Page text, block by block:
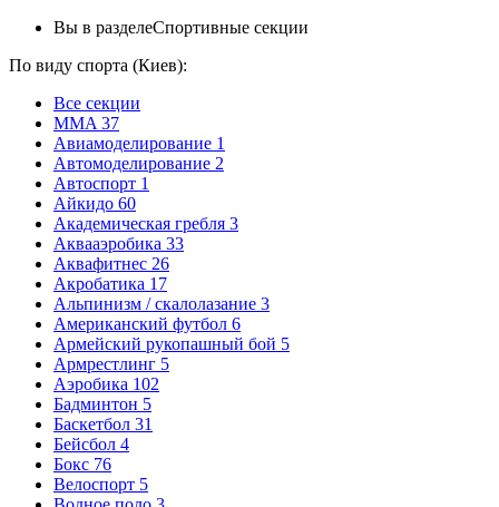
Вы в разделеСпортивные секции
По виду спорта (Киев):
Все секции
MMA 37
Авиамоделирование 1
Автомоделирование 2
Автоспорт 1
Айкидо 60
Академическая гребля 3
Аквааэробика 33
Аквафитнес 26
Акробатика 17
Альпинизм / скалолазание 3
Американский футбол 6
Армейский рукопашный бой 5
Армрестлинг 5
Аэробика 102
Бадминтон 5
Баскетбол 31
Бейсбол 4
Бокс 76
Велоспорт 5